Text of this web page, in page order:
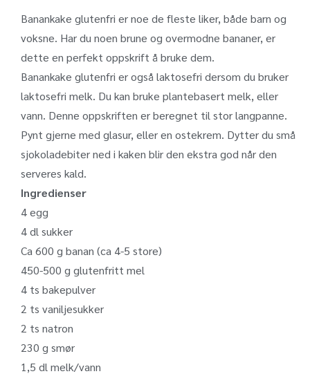
Banankake glutenfri er noe de fleste liker, både barn og
voksne. Har du noen brune og overmodne bananer, er
dette en perfekt oppskrift å bruke dem.
Banankake glutenfri er også laktosefri dersom du bruker
laktosefri melk. Du kan bruke plantebasert melk, eller
vann. Denne oppskriften er beregnet til stor langpanne.
Pynt gjerne med glasur, eller en ostekrem. Dytter du små
sjokoladebiter ned i kaken blir den ekstra god når den
serveres kald.
Ingredienser
4 egg
4 dl sukker
Ca 600 g banan (ca 4-5 store)
450-500 g glutenfritt mel
4 ts bakepulver
2 ts vaniljesukker
2 ts natron
230 g smør
1,5 dl melk/vann